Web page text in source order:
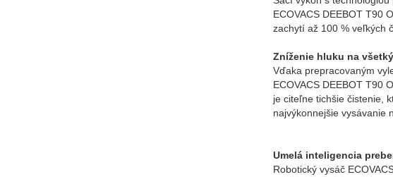
ECOVACS DEEBOT T90
zachytí až 100 % veľkých
Zníženie hluku na
Vďaka prepracovaným
ECOVACS DEEBOT T90
je citeľne tichšie čistenie,
najvýkonnejšie vysávanie
Umelá inteligencia
Robotický vysáč